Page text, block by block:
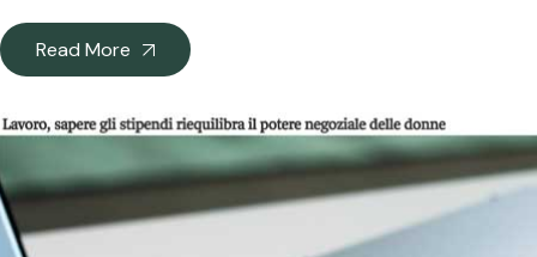
Read More